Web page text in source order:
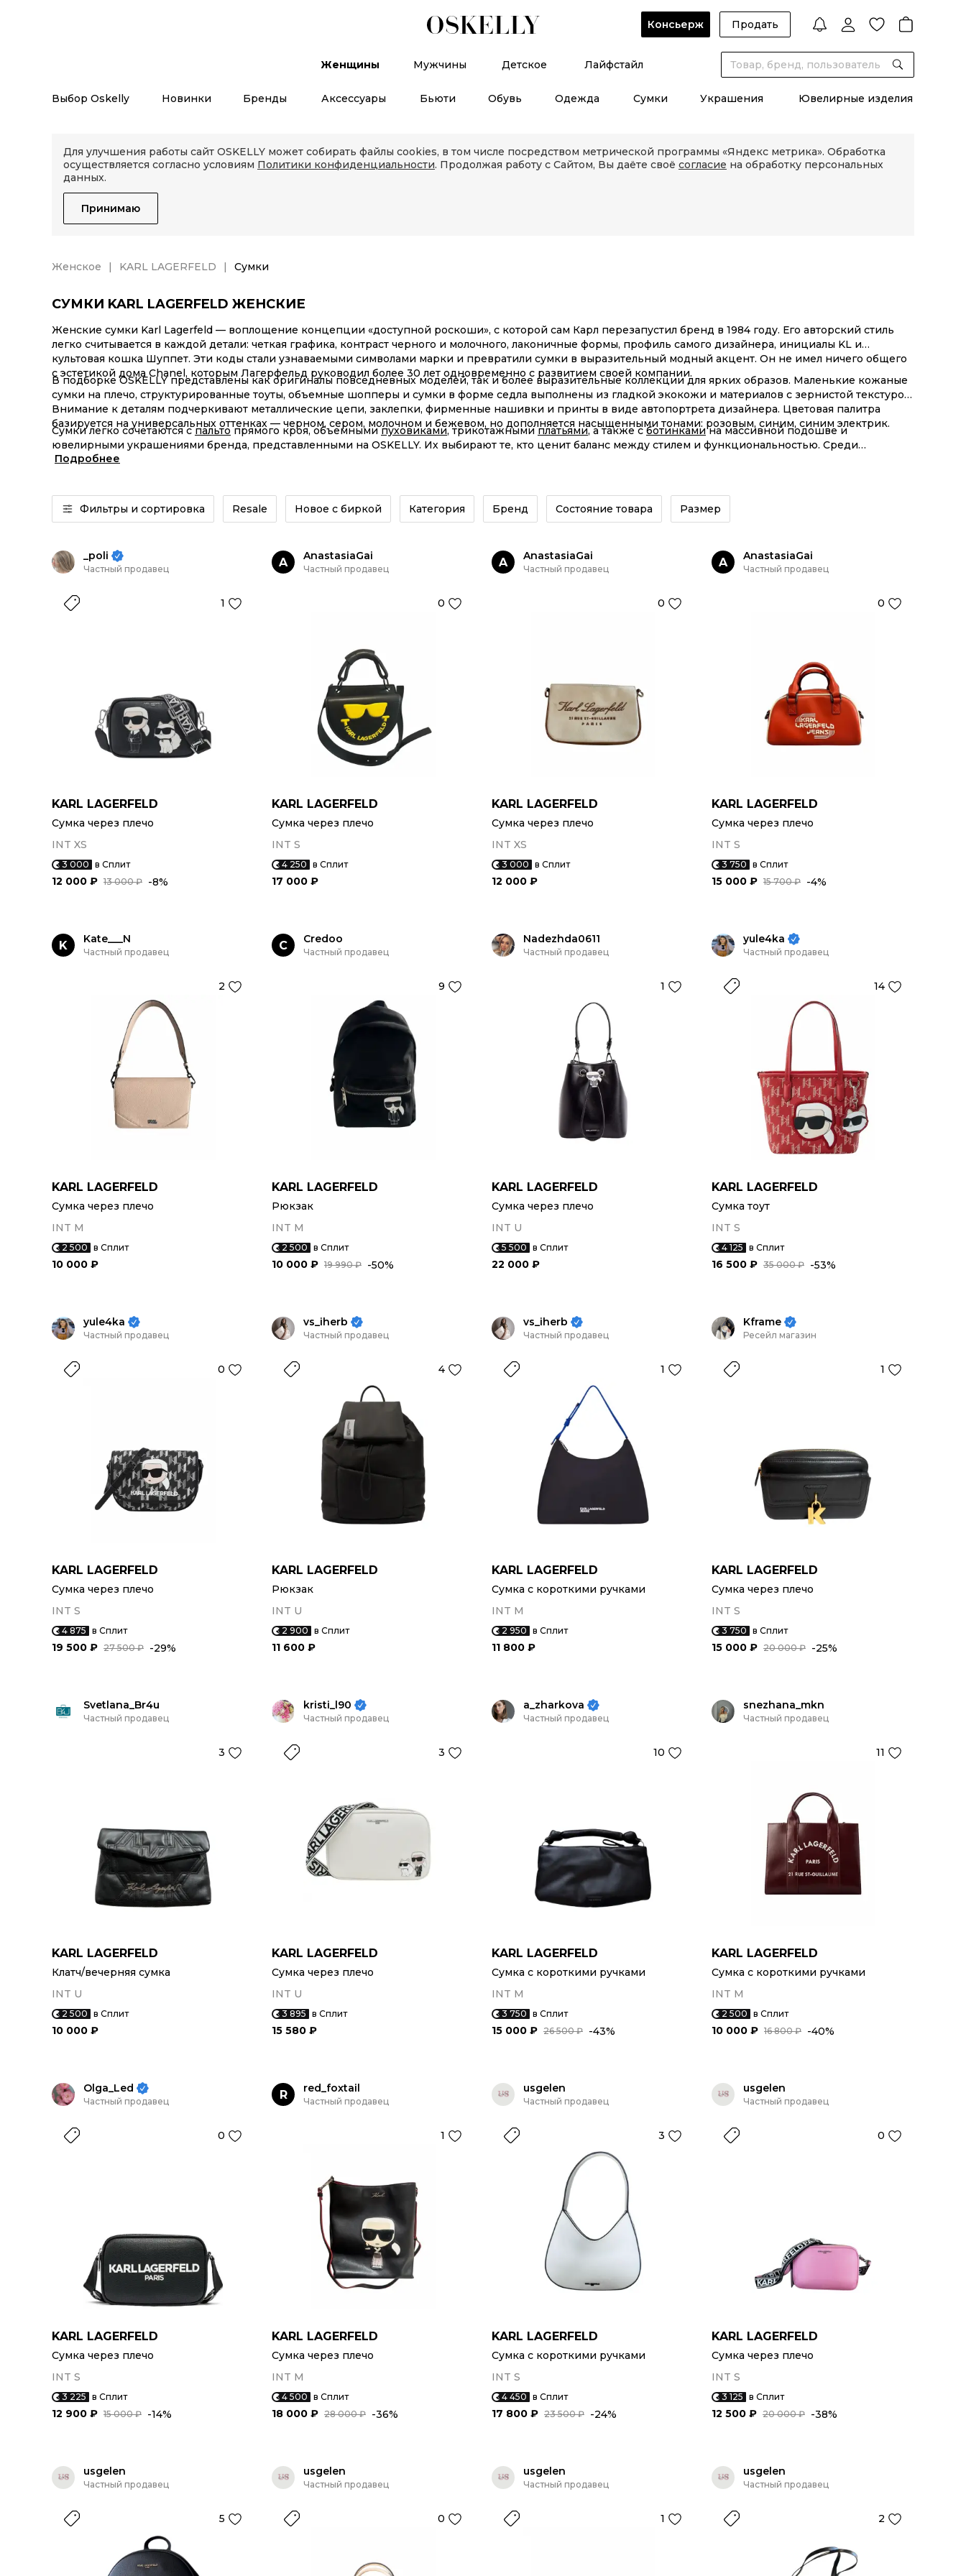
Консьерж Продать
Женщины Мужчины Детское Лайфстайл
Выбор Oskelly Новинки Бренды Аксессуары Бьюти Обувь Одежда Сумки Украшения Ювелирные изделия
Для улучшения работы сайт OSKELLY может собирать файлы cookies, в том числе посредством метрической программы «Яндекс метрика». Обработка
осуществляется согласно условиям Политики конфиденциальности. Продолжая работу с Сайтом, Вы даёте своё согласие на обработку персональных
данных.
Принимаю
Женское KARL LAGERFELD Сумки
СУМКИ KARL LAGERFELD ЖЕНСКИЕ
Женские сумки Karl Lagerfeld — воплощение концепции «доступной роскоши», с которой сам Карл перезапустил бренд в 1984 году. Его авторский стиль
легко считывается в каждой детали: четкая графика, контраст черного и молочного, лаконичные формы, профиль самого дизайнера, инициалы KL и
культовая кошка Шуппет. Эти коды стали узнаваемыми символами марки и превратили сумки в выразительный модный акцент. Он не имел ничего общего
с эстетикой дома Chanel, которым Лагерфельд руководил более 30 лет одновременно с развитием своей компании.
В подборке OSKELLY представлены как оригиналы повседневных моделей, так и более выразительные коллекции для ярких образов. Маленькие кожаные
сумки на плечо, структурированные тоуты, объемные шопперы и сумки в форме седла выполнены из гладкой экокожи и материалов с зернистой текстурой.
Внимание к деталям подчеркивают металлические цепи, заклепки, фирменные нашивки и принты в виде автопортрета дизайнера. Цветовая палитра
базируется на универсальных оттенках — черном, сером, молочном и бежевом, но дополняется насыщенными тонами: розовым, синим, синим электрик.
Сумки легко сочетаются спальтопрямого кроя, объемнымипуховиками, трикотажнымиплатьями, а также сботинкамина массивной подошве и
ювелирными украшениями бренда, представленными на OSKELLY. Их выбирают те, кто ценит баланс между стилем и функциональностью. Среди
поклонниц модного дома — Кара Делевинь и Линдси Лохан: обе не раз появлялись с этими аксессуарами в рекламных кампаниях и уличных фотохрониках.
Подробнее
Фильтры и сортировка Resale Новое с биркой Категория Бренд Состояние товара Размер
_poli
Частный продавец
1
KARL LAGERFELD
Сумка через плечо
INT XS
3 000 в Сплит
13 000 ₽
12 000 ₽ -8%
A AnastasiaGai
Частный продавец
0
KARL LAGERFELD
Сумка через плечо
INT S
4 250 в Сплит
17 000 ₽
A AnastasiaGai
Частный продавец
0
KARL LAGERFELD
Сумка через плечо
INT XS
3 000 в Сплит
12 000 ₽
A AnastasiaGai
Частный продавец
0
KARL LAGERFELD
Сумка через плечо
INT S
3 750 в Сплит
15 700 ₽
15 000 ₽ -4%
K Kate___N
Частный продавец
2
KARL LAGERFELD
Сумка через плечо
INT M
2 500 в Сплит
10 000 ₽
C Credoo
Частный продавец
9
KARL LAGERFELD
Рюкзак
INT M
2 500 в Сплит
19 990 ₽
10 000 ₽ -50%
Nadezhda0611
Частный продавец
1
KARL LAGERFELD
Сумка через плечо
INT U
5 500 в Сплит
22 000 ₽
yule4ka
Частный продавец
14
KARL LAGERFELD
Сумка тоут
INT S
4 125 в Сплит
35 000 ₽
16 500 ₽ -53%
yule4ka
Частный продавец
0
KARL LAGERFELD
Сумка через плечо
INT S
4 875 в Сплит
27 500 ₽
19 500 ₽ -29%
vs_iherb
Частный продавец
4
KARL LAGERFELD
Рюкзак
INT U
2 900 в Сплит
11 600 ₽
vs_iherb
Частный продавец
1
KARL LAGERFELD
Сумка с короткими ручками
INT M
2 950 в Сплит
11 800 ₽
Kframe
Ресейл магазин
1
KARL LAGERFELD
Сумка через плечо
INT S
3 750 в Сплит
20 000 ₽
15 000 ₽ -25%
Svetlana_Br4u
Частный продавец
3
KARL LAGERFELD
Клатч/вечерняя сумка
INT U
2 500 в Сплит
10 000 ₽
kristi_l90
Частный продавец
3
KARL LAGERFELD
Сумка через плечо
INT U
3 895 в Сплит
15 580 ₽
a_zharkova
Частный продавец
10
KARL LAGERFELD
Сумка с короткими ручками
INT M
3 750 в Сплит
26 500 ₽
15 000 ₽ -43%
snezhana_mkn
Частный продавец
11
KARL LAGERFELD
Сумка с короткими ручками
INT M
2 500 в Сплит
16 800 ₽
10 000 ₽ -40%
Olga_Led
Частный продавец
0
KARL LAGERFELD
Сумка через плечо
INT S
3 225 в Сплит
15 000 ₽
12 900 ₽ -14%
R red_foxtail
Частный продавец
1
KARL LAGERFELD
Сумка через плечо
INT M
4 500 в Сплит
28 000 ₽
18 000 ₽ -36%
usgelen
Частный продавец
3
KARL LAGERFELD
Сумка с короткими ручками
INT S
4 450 в Сплит
23 500 ₽
17 800 ₽ -24%
usgelen
Частный продавец
0
KARL LAGERFELD
Сумка через плечо
INT S
3 125 в Сплит
20 000 ₽
12 500 ₽ -38%
usgelen
Частный продавец
5
usgelen
Частный продавец
0
usgelen
Частный продавец
1
usgelen
Частный продавец
2